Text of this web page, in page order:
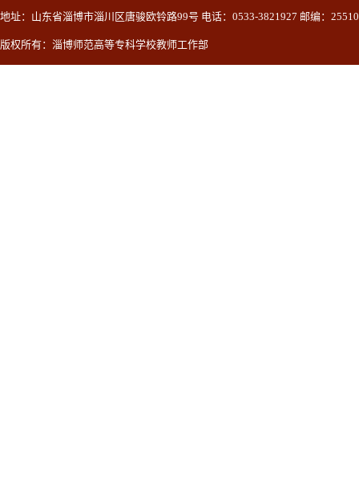
地址：山东省淄博市淄川区唐骏欧铃路99号 电话：0533-3821927 邮编：
版权所有：淄博师范高等专科学校教师工作部